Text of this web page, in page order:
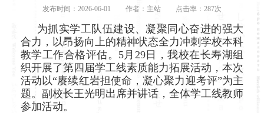
发布时间：2026-06-01 作者：主站 点击率： 287次
为抓实学工队伍建设、凝聚同心奋进的强大
合力，以昂扬向上的精神状态全力冲刺学校本科
教学工作合格评估。5月29日，我校在长寿湖组
织开展了第四届学工线素质能力拓展活动，本次
活动以“赓续红岩担使命，凝心聚力迎考评”为主
题。副校长王光明出席并讲话，全体学工线教师
参加活动。